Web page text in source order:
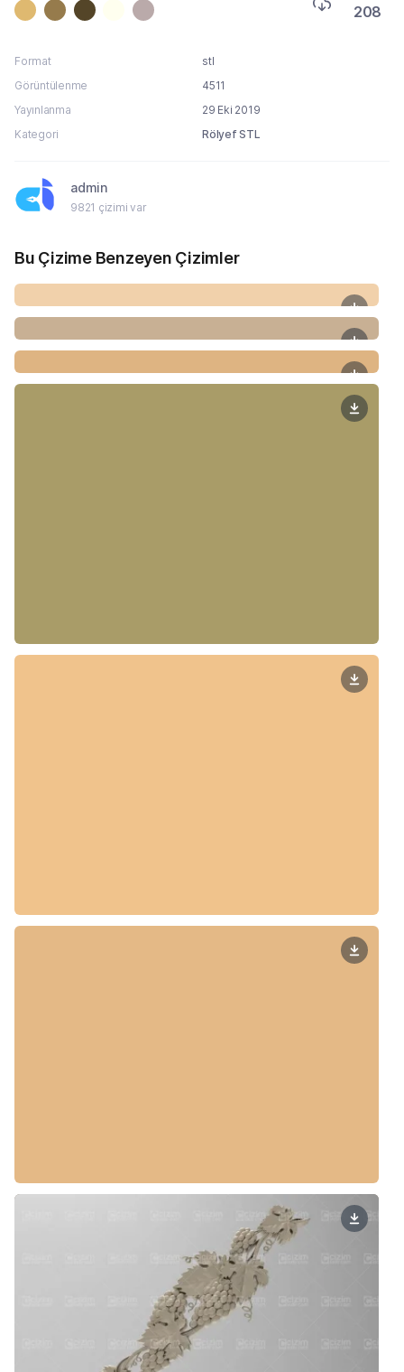
208
Format
stl
Görüntülenme
4511
Yayınlanma
29 Eki 2019
Kategori
Rölyef STL
admin
9821 çizimi var
Bu Çizime Benzeyen Çizimler